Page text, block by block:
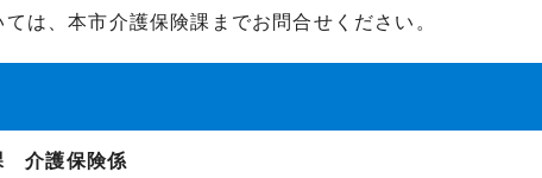
は、本市介護保険課までお問合せください。
介護保険係